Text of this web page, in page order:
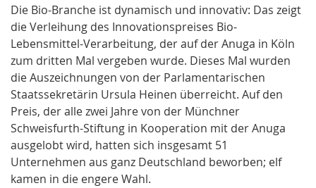
Die Bio-Branche ist dynamisch und innovativ: Das zeigt
die Verleihung des Innovationspreises Bio-
Lebensmittel-Verarbeitung, der auf der Anuga in Köln
zum dritten Mal vergeben wurde. Dieses Mal wurden
die Auszeichnungen von der Parlamentarischen
Staatssekretärin Ursula Heinen überreicht. Auf den
Preis, der alle zwei Jahre von der Münchner
Schweisfurth-Stiftung in Kooperation mit der Anuga
ausgelobt wird, hatten sich insgesamt 51
Unternehmen aus ganz Deutschland beworben; elf
kamen in die engere Wahl.